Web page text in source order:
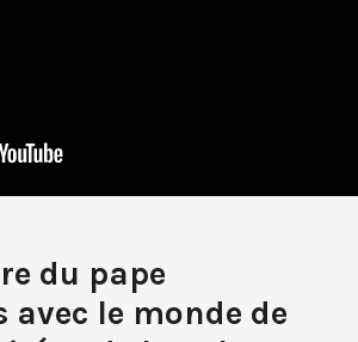
du pape
avec le monde de